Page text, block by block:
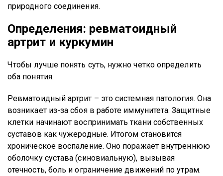
природного соединения.
Определения: ревматоидный
артрит и куркумин
Чтобы лучше понять суть, нужно четко определить
оба понятия.
Ревматоидный артрит – это системная патология. Она
возникает из-за сбоя в работе иммунитета. Защитные
клетки начинают воспринимать ткани собственных
суставов как чужеродные. Итогом становится
хроническое воспаление. Оно поражает внутреннюю
оболочку сустава (синовиальную), вызывая
отечность, боль и ограничение движений по утрам.